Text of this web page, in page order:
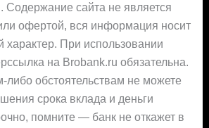
Содержание сайта не является
офертой, вся информация носит
характер. При использовании
на Brobank.ru обязательна.
либо обстоятельствам не можете
срока вклада и деньги
помните — банк не откажет в